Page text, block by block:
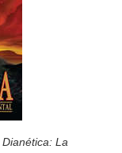
Dianética: La